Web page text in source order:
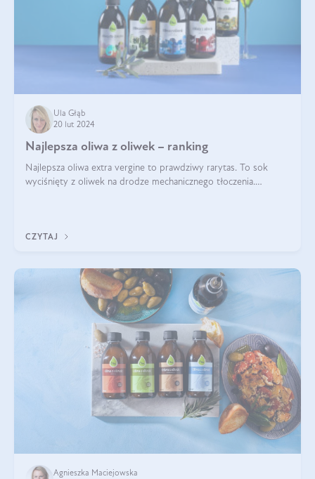
Ula Głąb
20 lut 2024
Najlepsza oliwa z oliwek – ranking
Najlepsza oliwa extra vergine to prawdziwy rarytas. To sok
wyciśnięty z oliwek na drodze mechanicznego tłoczenia.
CZYTAJ
Agnieszka Maciejowska